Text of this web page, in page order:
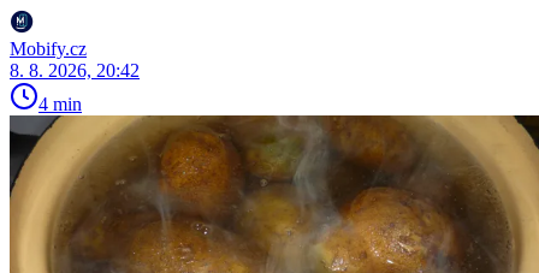
Mobify.cz
8. 8. 2026, 20:42
4 min